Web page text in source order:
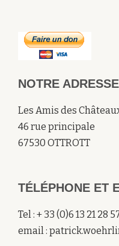
NOTRE ADRESSE
Les Amis des
46 rue principale
67530 OTTROTT
TÉLÉPHONE ET
Tel : + 33 (0)6 13 21 28
email :